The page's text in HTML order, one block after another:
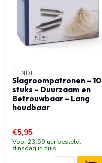
HENDI
Slagroompatronen – 10
stuks – Duurzaam en
Betrouwbaar – Lang
houdbaar
€5,95
Voor 23:59 uur besteld,
dinsdag in huis